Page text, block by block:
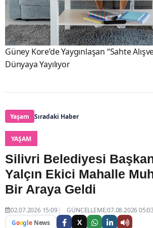
Güney Kore’de Yaygınlaşan “Sahte
Dünyaya Yayılıyor
Yaşam Sıradaki Haber
YAŞAM
Silivri Belediyesi
Yalçın Ekici Mahalle
Bir Araya Geldi
02.07.2026 15:09
GÜNCELLEME:07.08.2026 05:03
Google News X